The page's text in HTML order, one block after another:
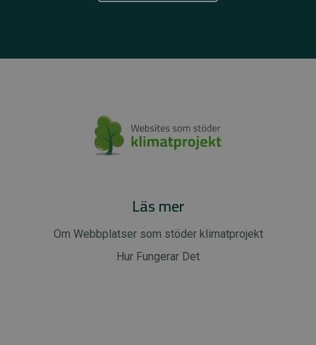
Läs mer
Om Webbplatser som stöder klimatprojekt
Hur Fungerar Det